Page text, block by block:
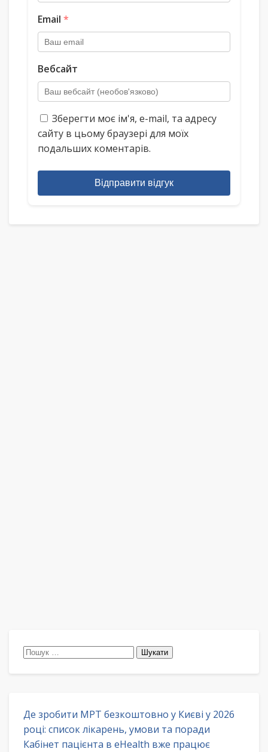
Email *
Вебсайт
Зберегти моє ім'я, e-mail, та адресу
сайту в цьому браузері для моїх
подальших коментарів.
Відправити відгук
Пошук:
Де зробити МРТ безкоштовно у Києві у 2026
році: список лікарень, умови та поради
Кабінет пацієнта в eHealth вже працює